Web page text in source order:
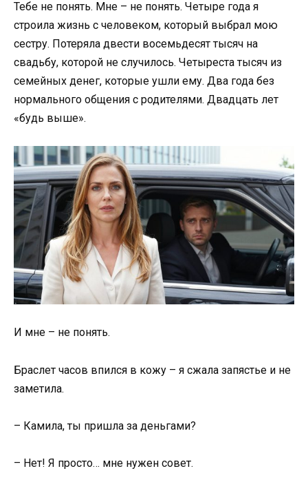
Тебе не понять. Мне – не понять. Четыре года я
строила жизнь с человеком, который выбрал мою
сестру. Потеряла двести восемьдесят тысяч на
свадьбу, которой не случилось. Четыреста тысяч из
семейных денег, которые ушли ему. Два года без
нормального общения с родителями. Двадцать лет
«будь выше».
И мне – не понять.
Браслет часов впился в кожу – я сжала запястье и не
заметила.
– Камила, ты пришла за деньгами?
– Нет! Я просто… мне нужен совет.